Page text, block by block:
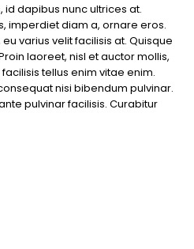
dapibus nunc ultrices at.
imperdiet diam a, ornare eros.
varius velit facilisis at. Quisque
laoreet, nisl et auctor mollis,
tellus enim vitae enim.
nisi bibendum pulvinar.
pulvinar facilisis. Curabitur